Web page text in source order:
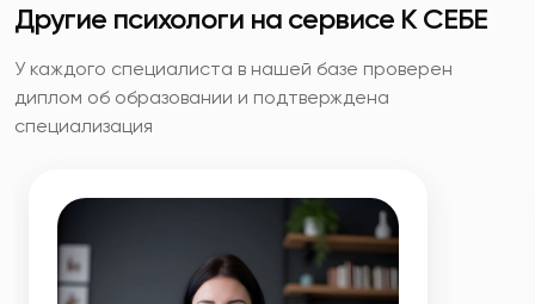
Другие психологи на сервисе К СЕБЕ
У каждого специалиста в нашей базе проверен
диплом об образовании и подтверждена
специализация